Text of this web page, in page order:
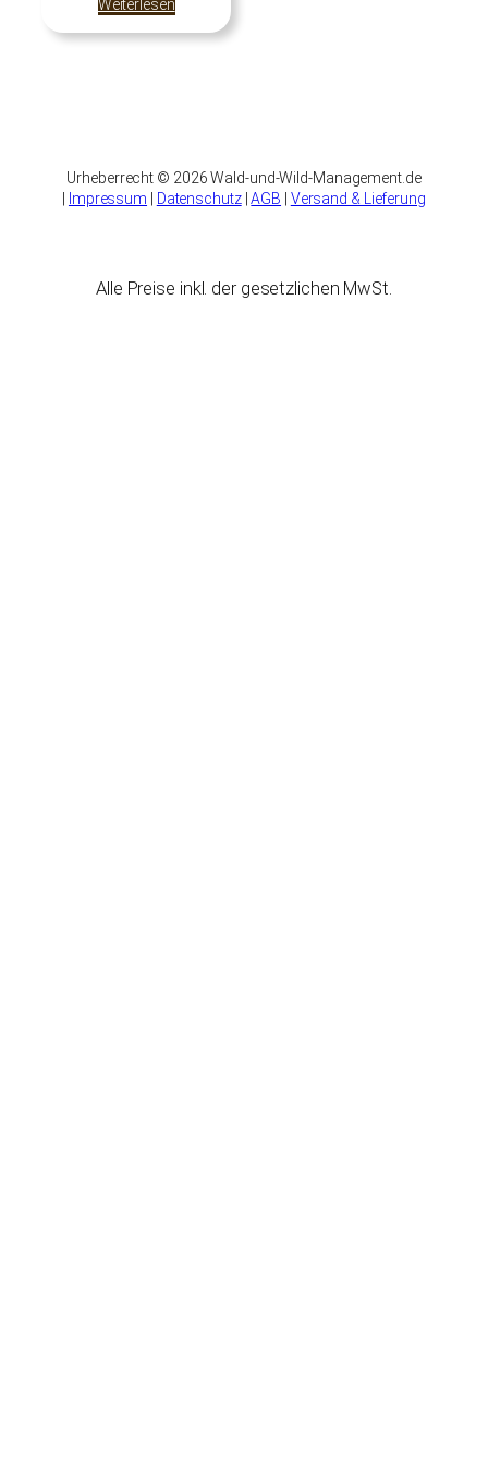
Weiterlesen
Urheberrecht © 2026 Wald-und-Wild-Management.de
Impressum Datenschutz|AGB Versand & Lieferung
Alle Preise inkl. der gesetzlichen MwSt.